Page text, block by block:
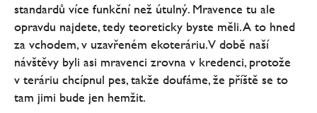
standardů více funkční než útulný. Mravence tu ale
opravdu najdete, tedy teoreticky byste měli. A to hned
za vchodem, v uzavřeném ekoteráriu. V době naší
návštěvy byli asi mravenci zrovna v kredenci, protože
v teráriu chcípnul pes, takže doufáme, že příště se to
tam jimi bude jen hemžit.